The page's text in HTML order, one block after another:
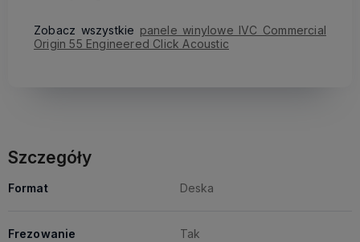
Zobacz wszystkie panele winylowe IVC Commercial
Origin 55 Engineered Click Acoustic
Szczegóły
Format Deska
Frezowanie Tak